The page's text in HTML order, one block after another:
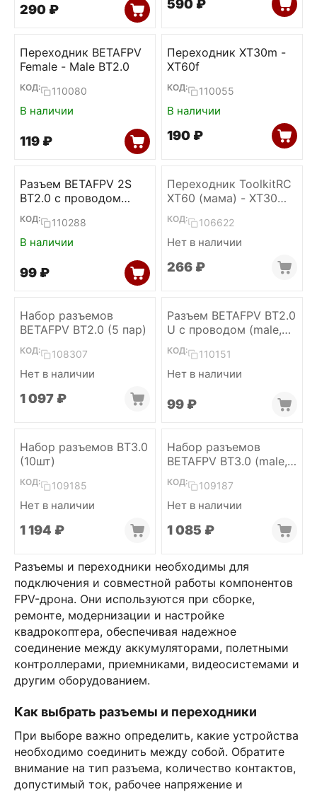
Разъемы и переходники необходимы для
подключения и совместной работы компонентов
FPV-дрона. Они используются при сборке,
ремонте, модернизации и настройке
квадрокоптера, обеспечивая надежное
соединение между аккумуляторами, полетными
контроллерами, приемниками, видеосистемами и
другим оборудованием.
Как выбрать разъемы и переходники
При выборе важно определить, какие устройства
необходимо соединить между собой. Обратите
внимание на тип разъема, количество контактов,
допустимый ток, рабочее напряжение и
‍290‍ ₽ ‍590‍ ₽
Переходник BETAFPV
Female - Male BT2.0
КОД: 110080
В наличии
‍119‍ ₽
Переходник XT30m -
XT60f
КОД: 110055
В наличии
‍190‍ ₽
Разъем BETAFPV 2S
BT2.0 с проводом
(male, 45mm)
КОД: 110288
В наличии
‍99‍ ₽
Переходник ToolkitRC
XT60 (мама) - XT30
(папа)
КОД: 106622
Нет в наличии
‍266‍ ₽
Набор разъемов
BETAFPV BT2.0 (5 пар)
КОД: 108307
Нет в наличии
1 097 ₽
Разъем BETAFPV BT2.0
U с проводом (male,
40mm)
КОД: 110151
Нет в наличии
‍99‍ ₽
Набор разъемов BT3.0
(10шт)
КОД: 109185
Нет в наличии
1 194 ₽
Набор разъемов
BETAFPV BT3.0 (male,
with cable, 5шт)
КОД: 109187
Нет в наличии
1 085 ₽